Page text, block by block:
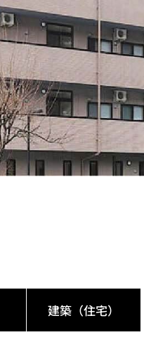
建築（住宅）